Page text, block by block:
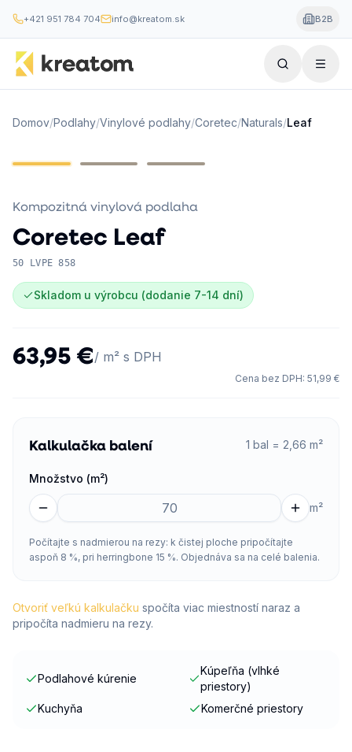
+421 951 784 704 info@kreatom.sk B2B
Domov/Podlahy/Vinylové podlahy/Coretec/Naturals/Leaf
Kompozitná vinylová podlaha
Coretec Leaf
50 LVPE 858
Skladom u výrobcu (dodanie 7-14 dní)
63,95 €/ m² s DPH
Cena bez DPH: 51,99 €
Kalkulačka balení 1 bal = 2,66 m²
Množstvo (m²)
m²
Počítajte s nadmierou na rezy: k čistej ploche pripočítajte
aspoň 8 %, pri herringbone 15 %. Objednáva sa na celé balenia.
Otvoriť veľkú kalkulačku spočíta viac miestností naraz a
pripočíta nadmieru na rezy.
Podlahové kúrenie
Kúpeľňa (vlhké
priestory)
Kuchyňa
Komerčné priestory